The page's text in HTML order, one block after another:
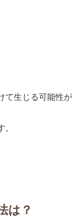
て生じる可能性が
。
は？